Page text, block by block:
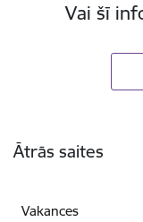
Vai šī
Ātrās saites
Vakances